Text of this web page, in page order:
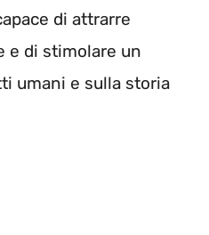
di attrarre
e di stimolare un
umani e sulla storia